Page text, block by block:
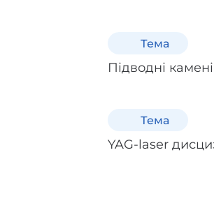
Тема
Підводні
Тема
YAG-laser